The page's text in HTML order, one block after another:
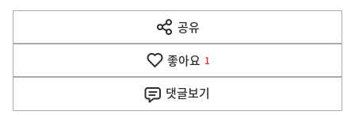
다
음
공유
열
기
좋아요 1
댓글보기